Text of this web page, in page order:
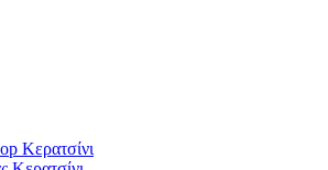
Κερατσίνι